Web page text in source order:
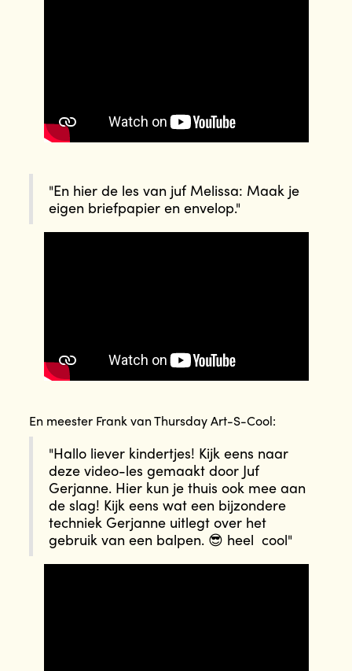
"En hier de les van juf Melissa: Maak je
eigen briefpapier en envelop."
En meester Frank van Thursday Art-S-Cool:
"Hallo liever kindertjes! Kijk eens naar
deze video-les gemaakt door Juf
Gerjanne. Hier kun je thuis ook mee aan
de slag! Kijk eens wat een bijzondere
techniek Gerjanne uitlegt over het
gebruik van een balpen. 😎 heel cool"